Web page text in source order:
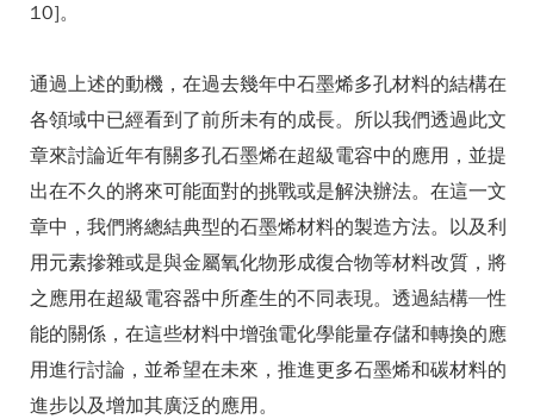
10]。
通過上述的動機，在過去幾年中石墨烯多孔材料的結構在
各領域中已經看到了前所未有的成長。所以我們透過此文
章來討論近年有關多孔石墨烯在超級電容中的應用，並提
出在不久的將來可能面對的挑戰或是解決辦法。在這一文
章中，我們將總結典型的石墨烯材料的製造方法。以及利
用元素摻雜或是與金屬氧化物形成復合物等材料改質，將
之應用在超級電容器中所產生的不同表現。透過結構─性
能的關係，在這些材料中增強電化學能量存儲和轉換的應
用進行討論，並希望在未來，推進更多石墨烯和碳材料的
進步以及增加其廣泛的應用。